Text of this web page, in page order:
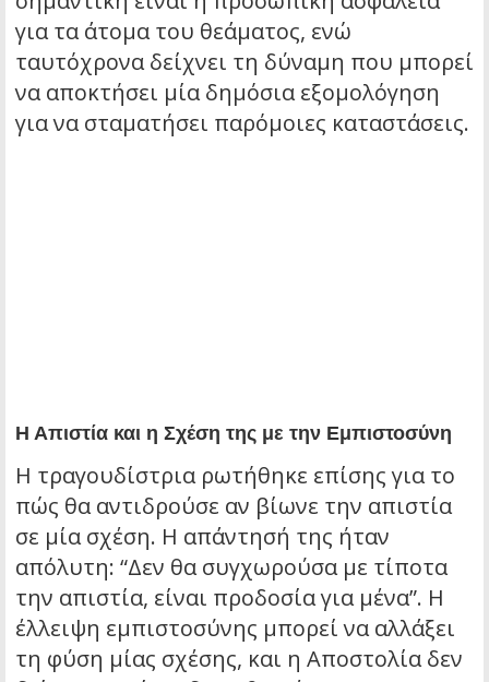
για τα άτομα του θεάματος, ενώ
ταυτόχρονα δείχνει τη δύναμη που μπορεί
να αποκτήσει μία δημόσια εξομολόγηση
για να σταματήσει παρόμοιες καταστάσεις.
Η Απιστία και η Σχέση της με την Εμπιστοσύνη
Η τραγουδίστρια ρωτήθηκε επίσης για το
πώς θα αντιδρούσε αν βίωνε την απιστία
σε μία σχέση. Η απάντησή της ήταν
απόλυτη: “Δεν θα συγχωρούσα με τίποτα
την απιστία, είναι προδοσία για μένα”. Η
έλλειψη εμπιστοσύνης μπορεί να αλλάξει
τη φύση μίας σχέσης, και η Αποστολία δεν